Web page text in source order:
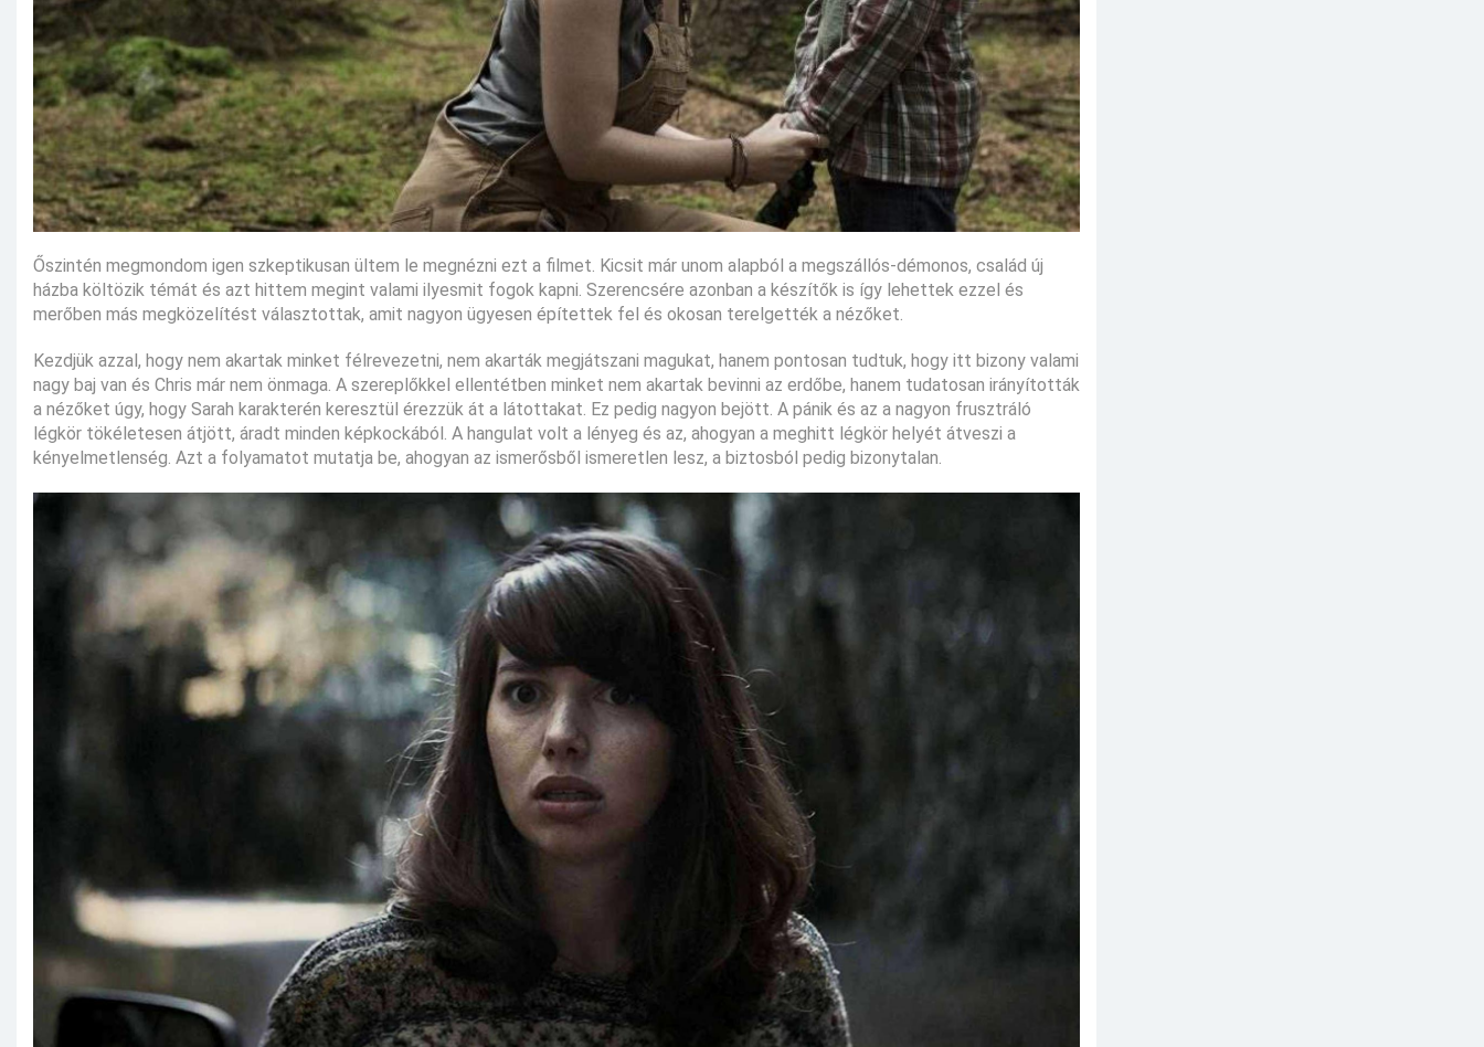
Őszintén megmondom igen szkeptikusan ültem le megnézni ezt a filmet. Kicsit már unom alapból a megszállós-démonos, család új
házba költözik témát és azt hittem megint valami ilyesmit fogok kapni. Szerencsére azonban a készítők is így lehettek ezzel és
merőben más megközelítést választottak, amit nagyon ügyesen építettek fel és okosan terelgették a nézőket.
Kezdjük azzal, hogy nem akartak minket félrevezetni, nem akarták megjátszani magukat, hanem pontosan tudtuk, hogy itt bizony valami
nagy baj van és Chris már nem önmaga. A szereplőkkel ellentétben minket nem akartak bevinni az erdőbe, hanem tudatosan irányították
a nézőket úgy, hogy Sarah karakterén keresztül érezzük át a látottakat. Ez pedig nagyon bejött. A pánik és az a nagyon frusztráló
légkör tökéletesen átjött, áradt minden képkockából. A hangulat volt a lényeg és az, ahogyan a meghitt légkör helyét átveszi a
kényelmetlenség. Azt a folyamatot mutatja be, ahogyan az ismerősből ismeretlen lesz, a biztosból pedig bizonytalan.